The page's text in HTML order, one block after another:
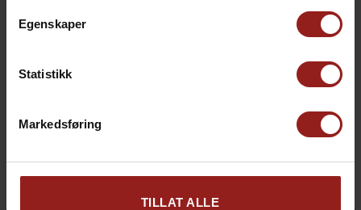
Egenskaper
Statistikk
Markedsføring
TILLAT ALLE
Gjensidige Forsikring Evry